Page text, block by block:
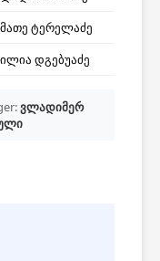
მათე ტერელაძე
ილია დგებუაძე
ვლადიმერ